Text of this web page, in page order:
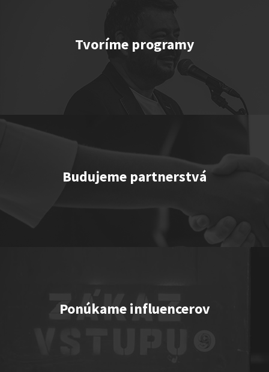
TEMNÉ KECY
Jerry Veľmajster Szabo
"Triple M” or "Ingolštat TRIO”
Tvoríme programy
Budujeme partnerstvá
Ponúkame influencerov